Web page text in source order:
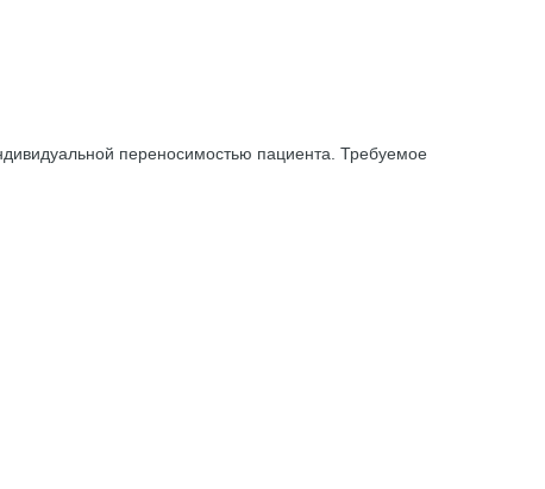
переносимостью пациента. Требуемое